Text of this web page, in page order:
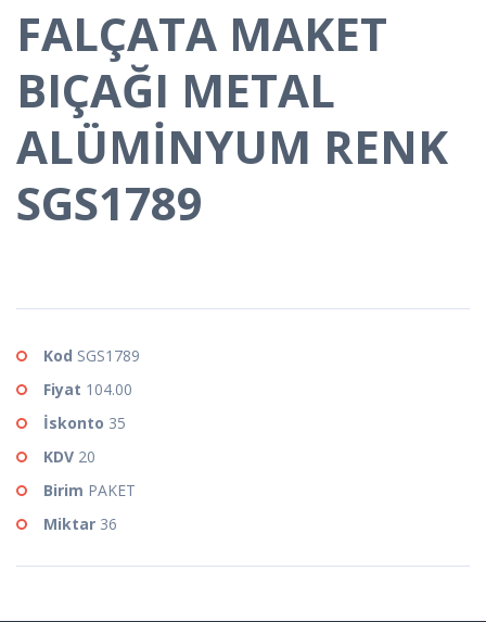
FALÇATA MAKET
BIÇAĞI METAL
ALÜMİNYUM RENK
SGS1789
Kod SGS1789
Fiyat 104.00
İskonto 35
KDV 20
Birim PAKET
Miktar 36